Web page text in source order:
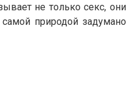
не только секс, они
природой задумано